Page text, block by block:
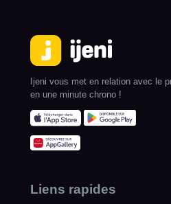
Ijeni vous met en relation avec le
en une minute chrono !
Liens rapides